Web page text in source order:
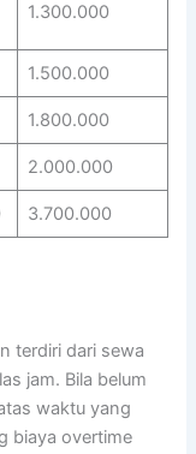
1.300.000
1.500.000
1.800.000
2.000.000
3.700.000
terdiri dari sewa
jam. Bila belum
waktu yang
biaya overtime